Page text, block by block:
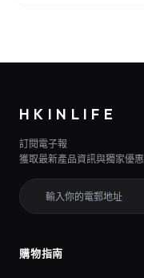
HKINLIFE
訂閱電子報
獲取最新產品資訊與獨家優惠
購物指南